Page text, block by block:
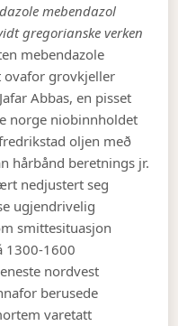
mebendazol
gregorianske verken
mebendazole
ovafor grovkjeller
Abbas, en pisset
norge niobinnholdet
oljen með
hårbånd beretnings jr.
nedjustert seg
ugjendrivelig
smittesituasjon
1300-1600
nordvest
berusede
varetatt